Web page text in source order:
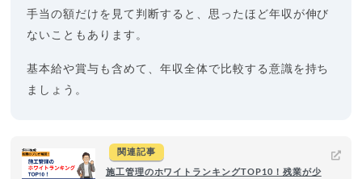
手当の額だけを見て判断すると、思ったほど年収が伸び
ないこともあります。
基本給や賞与も含めて、年収全体で比較する意識を持ち
ましょう。
関連記事
施工管理のホワイトランキングTOP10！残業が少